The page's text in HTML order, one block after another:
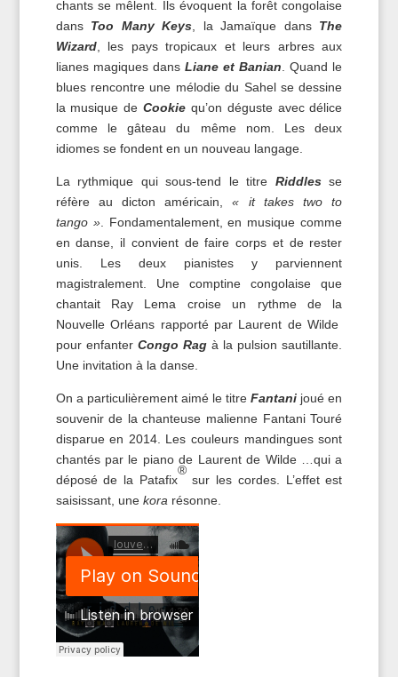
chants se mêlent. Ils évoquent la forêt congolaise
dans Too Many Keys, la Jamaïque dans The
Wizard, les pays tropicaux et leurs arbres aux
lianes magiques dansLiane et Banian. Quand le
blues rencontre une mélodie du Sahel se dessine
la musique deCookie qu’on déguste avec délice
comme le gâteau du même nom. Les deux
idiomes se fondent en un nouveau langage.
La rythmique qui sous-tend le titre Riddles se
réfère au dicton américain, « it takes two to
tango ». Fondamentalement, en musique comme
en danse, il convient de faire corps et de rester
unis. Les deux pianistes y parviennent
magistralement. Une comptine congolaise que
chantait Ray Lema croise un rythme de la
Nouvelle Orléans rapporté par Laurent de Wilde
pour enfanter Congo Rag à la pulsion sautillante.
Une invitation à la danse.
On a particulièrement aimé le titreFantani joué en
souvenir de la chanteuse malienne Fantani Touré
disparue en 2014. Les couleurs mandingues sont
chantés par le piano de Laurent de Wilde …qui a
déposé de la Patafix
®
sur les cordes. L’effet est
saisissant, une korarésonne.